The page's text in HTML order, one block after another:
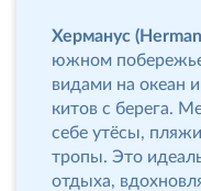
Херманус
южном
видами на океан
китов с берега.
себе утёсы,
тропы. Это
отдыха,